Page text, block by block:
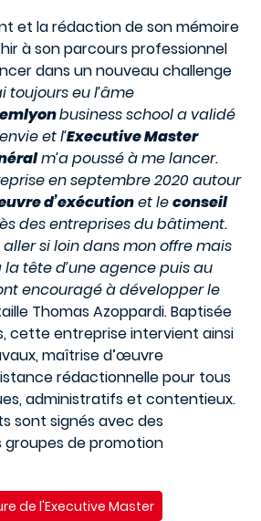
et la rédaction de son mémoire
à son parcours professionnel
dans un nouveau challenge
toujours eu l’âme
emlyonbusiness school a validé
et l’Executive Master
m’a poussé à me lancer.
en septembre 2020 autour
d’exécutionet leconseil
des entreprises du bâtiment.
si loin dans mon offre mais
tête d’une agence puis au
encouragé à développer le
Thomas Azoppardi. Baptisée
cette entreprise intervient ainsi
maîtrise d’œuvre
rédactionnelle pour tous
administratifs et contentieux.
sont signés avec des
de promotion
de l'Executive Master